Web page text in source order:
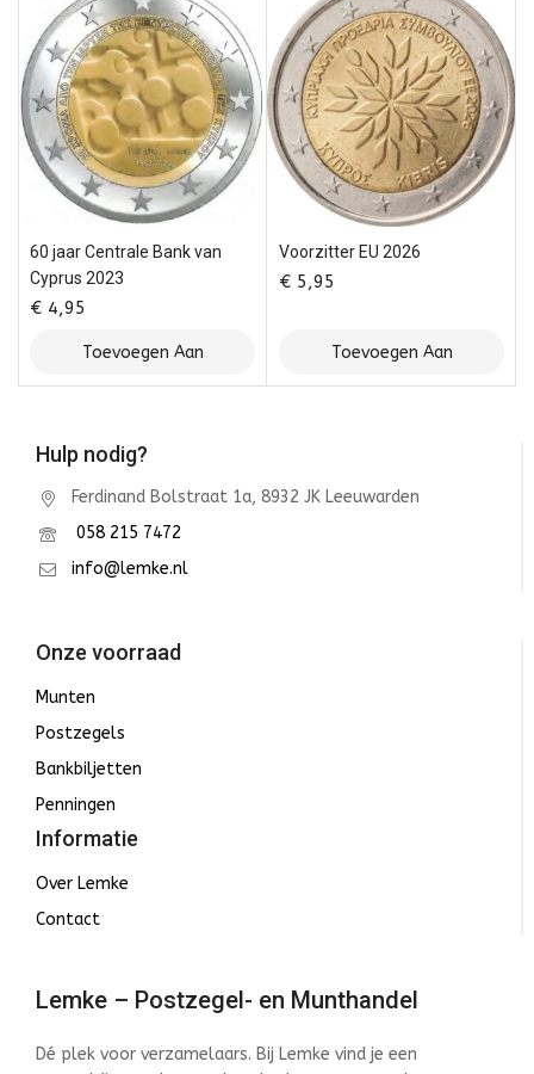
60 jaar Centrale Bank van
Cyprus 2023
€ 4,95
Toevoegen Aan
Winkelwagen
Voorzitter EU 2026
€ 5,95
Toevoegen Aan
Winkelwagen
Hulp nodig?
Ferdinand Bolstraat 1a, 8932 JK Leeuwarden
058 215 7472
info@lemke.nl
Onze voorraad
Munten
Postzegels
Bankbiljetten
Penningen
Informatie
Over Lemke
Contact
Lemke – Postzegel- en Munthandel
Dé plek voor verzamelaars. Bij Lemke vind je een